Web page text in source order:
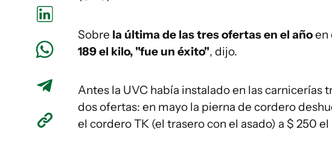
Sobre la última de las tres ofertas en el añoen
189 el kilo, "fue un éxito", dijo.
Antes la UVC había instalado en las carnicerías
dos ofertas: en mayo la pierna de cordero
el cordero TK (el trasero con el asado) a $ 250 el